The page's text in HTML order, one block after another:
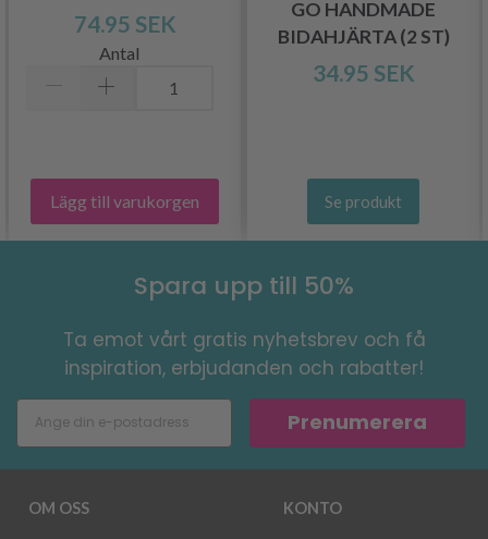
74.95 SEK
Antal
Lägg till varukorgen
GO HANDMADE
BIDAHJÄRTA (2 ST)
34.95 SEK
Se produkt
Spara upp till 50%
Ta emot vårt gratis nyhetsbrev och få
inspiration, erbjudanden och rabatter!
Prenumerera
OM OSS KONTO